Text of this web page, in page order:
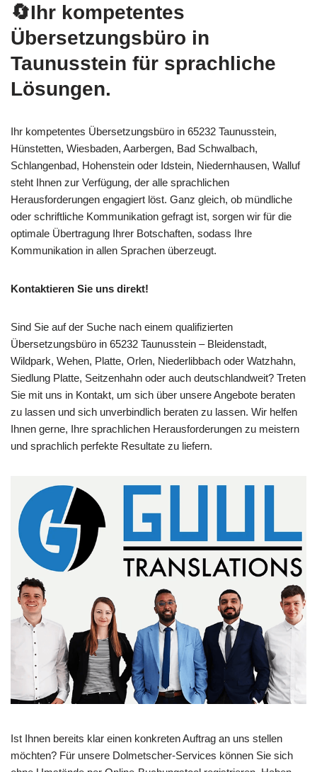
🔄Ihr kompetentes
Übersetzungsbüro in
Taunusstein für sprachliche
Lösungen.
Ihr kompetentes Übersetzungsbüro in 65232 Taunusstein,
Hünstetten, Wiesbaden, Aarbergen, Bad Schwalbach,
Schlangenbad, Hohenstein oder Idstein, Niedernhausen, Walluf
steht Ihnen zur Verfügung, der alle sprachlichen
Herausforderungen engagiert löst. Ganz gleich, ob mündliche
oder schriftliche Kommunikation gefragt ist, sorgen wir für die
optimale Übertragung Ihrer Botschaften, sodass Ihre
Kommunikation in allen Sprachen überzeugt.
Kontaktieren Sie uns direkt!
Sind Sie auf der Suche nach einem qualifizierten
Übersetzungsbüro in 65232 Taunusstein – Bleidenstadt,
Wildpark, Wehen, Platte, Orlen, Niederlibbach oder Watzhahn,
Siedlung Platte, Seitzenhahn oder auch deutschlandweit? Treten
Sie mit uns in Kontakt, um sich über unsere Angebote beraten
zu lassen und sich unverbindlich beraten zu lassen. Wir helfen
Ihnen gerne, Ihre sprachlichen Herausforderungen zu meistern
und sprachlich perfekte Resultate zu liefern.
Ist Ihnen bereits klar einen konkreten Auftrag an uns stellen
möchten? Für unsere Dolmetscher-Services können Sie sich